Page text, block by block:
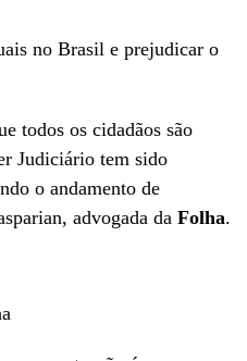
no Brasil e prejudicar o
todos os cidadãos são
Judiciário tem sido
o andamento de
advogada da Folha.